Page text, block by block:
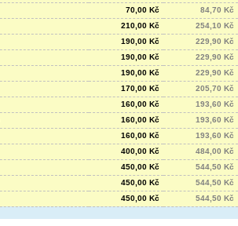
70,00 Kč 84,70 Kč
210,00 Kč 254,10 Kč
190,00 Kč 229,90 Kč
190,00 Kč 229,90 Kč
190,00 Kč 229,90 Kč
170,00 Kč 205,70 Kč
160,00 Kč 193,60 Kč
160,00 Kč 193,60 Kč
160,00 Kč 193,60 Kč
400,00 Kč 484,00 Kč
450,00 Kč 544,50 Kč
450,00 Kč 544,50 Kč
450,00 Kč 544,50 Kč